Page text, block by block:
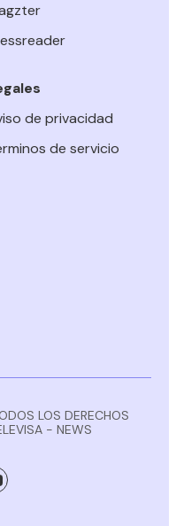
de privacidad
de servicio
LOS DERECHOS
- NEWS